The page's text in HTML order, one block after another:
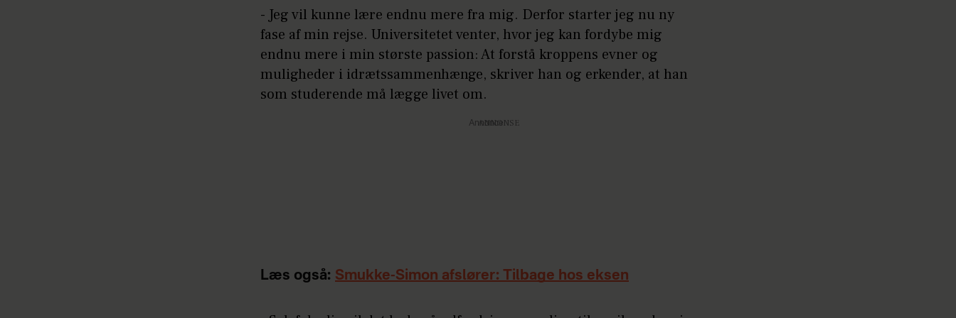
- Jeg vil kunne lære endnu mere fra mig. Derfor starter jeg nu ny
fase af min rejse. Universitetet venter, hvor jeg kan fordybe mig
endnu mere i min største passion: At forstå kroppens evner og
muligheder i idrætssammenhænge, skriver han og erkender, at han
som studerende må lægge livet om.
Annonce
Læs også: Smukke-Simon afslører: Tilbage hos eksen